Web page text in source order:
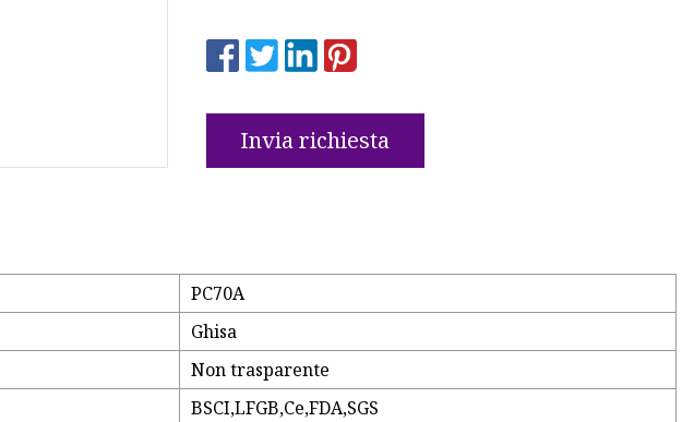
Invia richiesta
PC70A
Ghisa
Non trasparente
BSCI,LFGB,Ce,FDA,SGS